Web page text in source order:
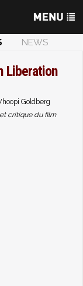
NEWS
Liberation
Goldberg
critique du film